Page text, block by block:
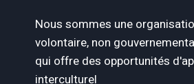
Nous sommes une
volontaire, non
qui offre des opportunités
interculturel